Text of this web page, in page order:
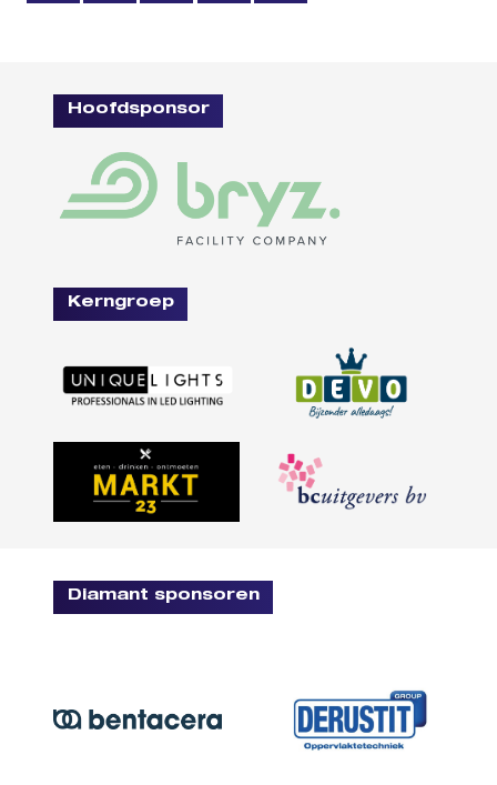
Hoofdsponsor
Kerngroep
Diamant sponsoren